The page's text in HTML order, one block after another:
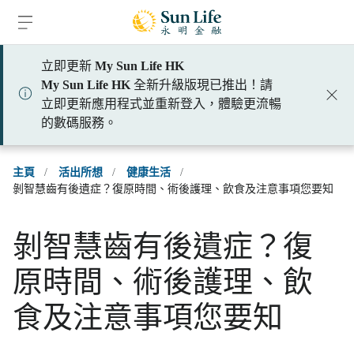
立即更新 My Sun Life HK
My Sun Life HK 全新升級版現已推出！請
立即更新應用程式並重新登入，體驗更流暢
的數碼服務。
主頁 / 活出所想 / 健康生活
/
剝智慧齒有後遺症？復原時間、術後護理、飲食及注意事項您要知
剝智慧齒有後遺症？復
原時間、術後護理、飲
食及注意事項您要知